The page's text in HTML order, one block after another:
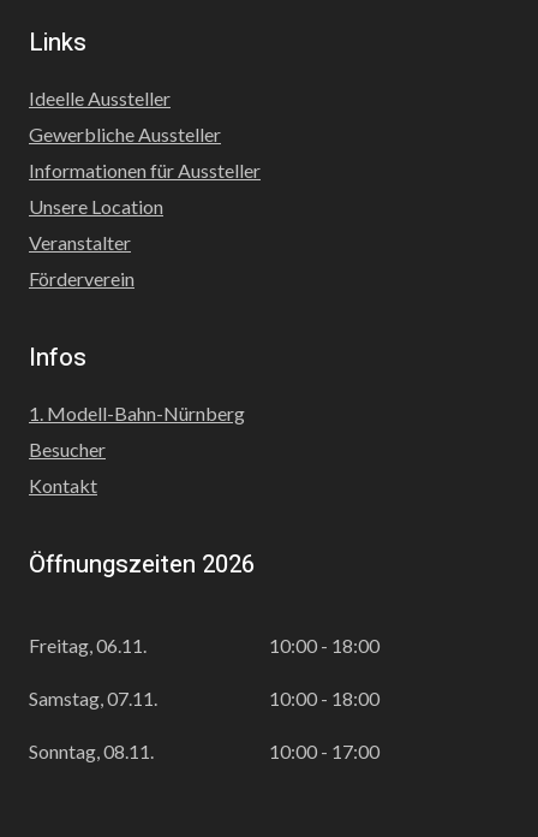
Links
Ideelle Aussteller
Gewerbliche Aussteller
Informationen für Aussteller
Unsere Location
Veranstalter
Förderverein
Infos
1. Modell-Bahn-Nürnberg
Besucher
Kontakt
Öffnungszeiten 2026
Freitag, 06.11. 10:00 - 18:00
Samstag, 07.11. 10:00 - 18:00
Sonntag, 08.11. 10:00 - 17:00